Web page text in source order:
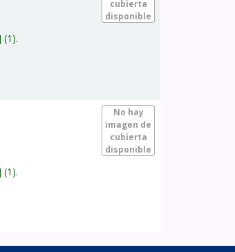
cubierta
disponible
(1).
No hay
imagen de
cubierta
disponible
(1).